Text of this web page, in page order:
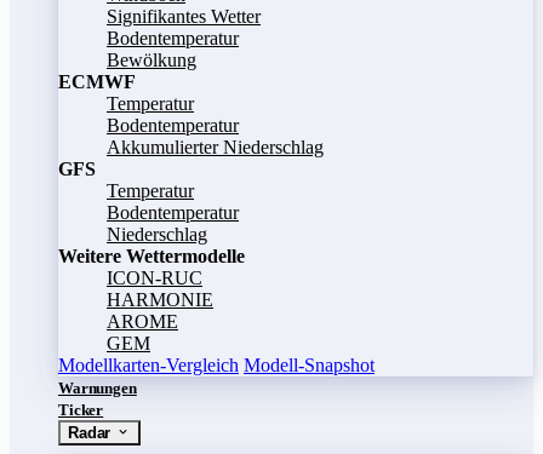
Signifikantes Wetter
Bodentemperatur
Bewölkung
ECMWF
Temperatur
Bodentemperatur
Akkumulierter Niederschlag
GFS
Temperatur
Bodentemperatur
Niederschlag
Weitere Wettermodelle
ICON-RUC
HARMONIE
AROME
GEM
Modellkarten-Vergleich Modell-Snapshot
Warnungen
Ticker
Radar